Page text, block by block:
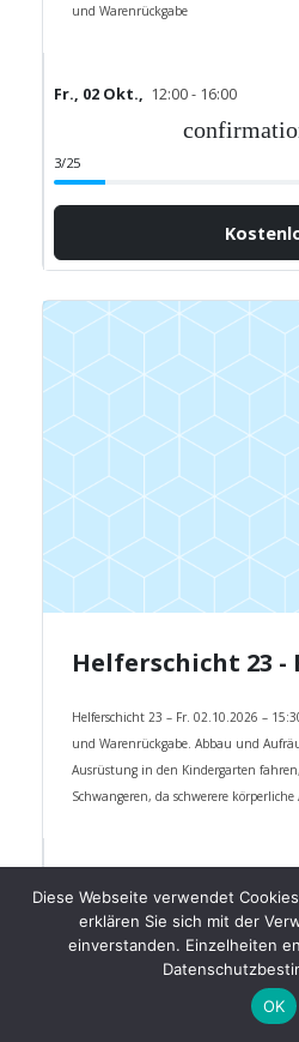
und Warenrückgabe
Fr., 02 Okt., 12:00 - 16:00
3/25
Helferschicht 23 – Fr. 02.10.2026 –
und Warenrückgabe. Abbau und
Ausrüstung in den Kindergarten
Schwangeren, da schwerere körperliche
6/10
Diese Webseite verwendet
erklären Sie sich mit der
einverstanden. Einzelheiten
OK